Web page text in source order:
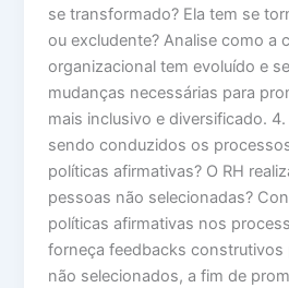
se transformado? Ela tem se
ou excludente? Analise como a
organizacional tem evoluído e
mudanças necessárias para
mais inclusivo e diversificado.
sendo conduzidos os
políticas afirmativas? O RH
pessoas não selecionadas?
políticas afirmativas nos
forneça feedbacks construtivos
não selecionados, a fim de